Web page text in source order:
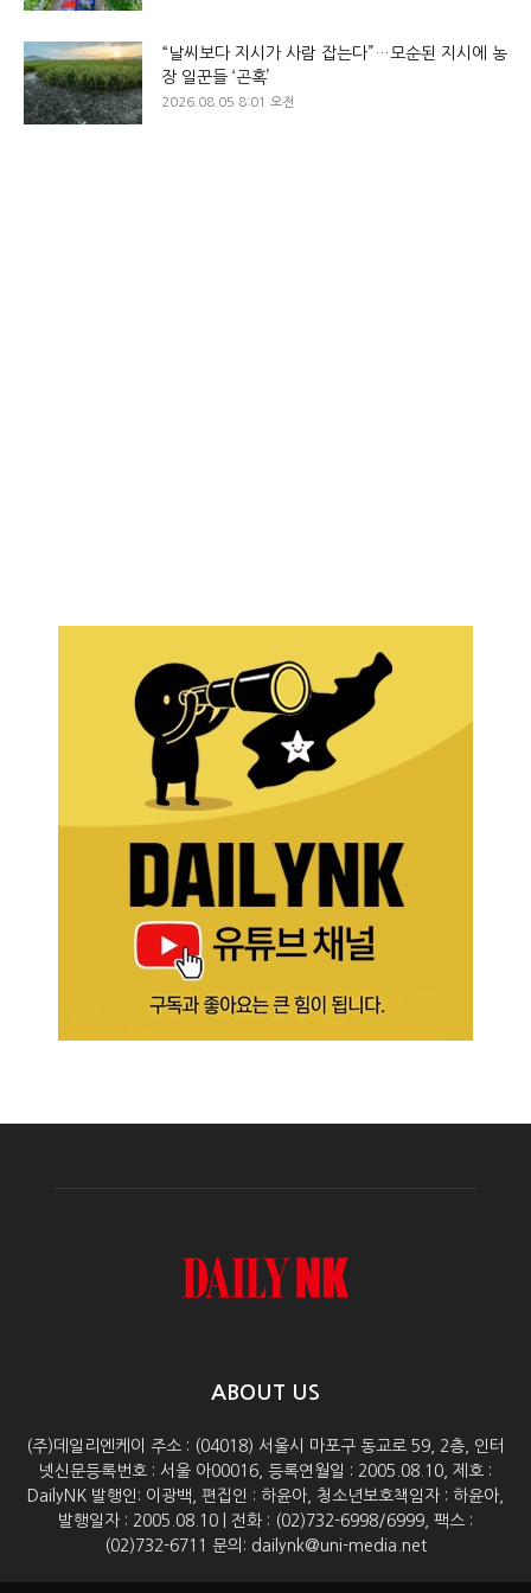
“날씨보다 지시가 사람 잡는다”…모순된 지시에 농
장 일꾼들 ‘곤혹’
2026.08.05 8:01 오전
ABOUT US
(주)데일리엔케이 주소 : (04018) 서울시 마포구 동교로 59, 2층, 인터
넷신문등록번호 : 서울 아00016, 등록연월일 : 2005.08.10, 제호 :
DailyNK 발행인: 이광백, 편집인 : 하윤아, 청소년보호책임자 : 하윤아,
발행일자 : 2005.08.10 | 전화 : (02)732-6998/6999, 팩스 :
(02)732-6711 문의: dailynk@uni-media.net